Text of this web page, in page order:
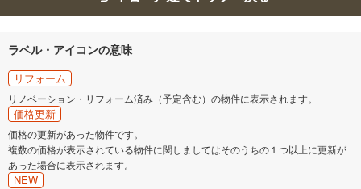
ラベル・アイコンの意味
リフォーム
リノベーション・リフォーム済み（予定含む）の物件に表示されます。
価格更新
価格の更新があった物件です。
複数の価格が表示されている物件に関しましてはそのうちの１つ以上に更新が
あった場合に表示されます。
NEW